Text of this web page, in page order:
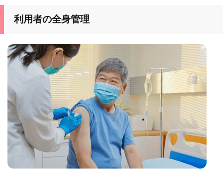
利用者の全身管理